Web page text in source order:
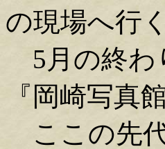
の現場へ行
5月の終わ
『岡崎写真
ここの先